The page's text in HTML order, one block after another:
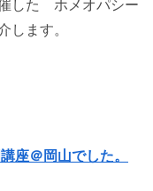
した ホメオパシー
します。
座＠岡山でした。